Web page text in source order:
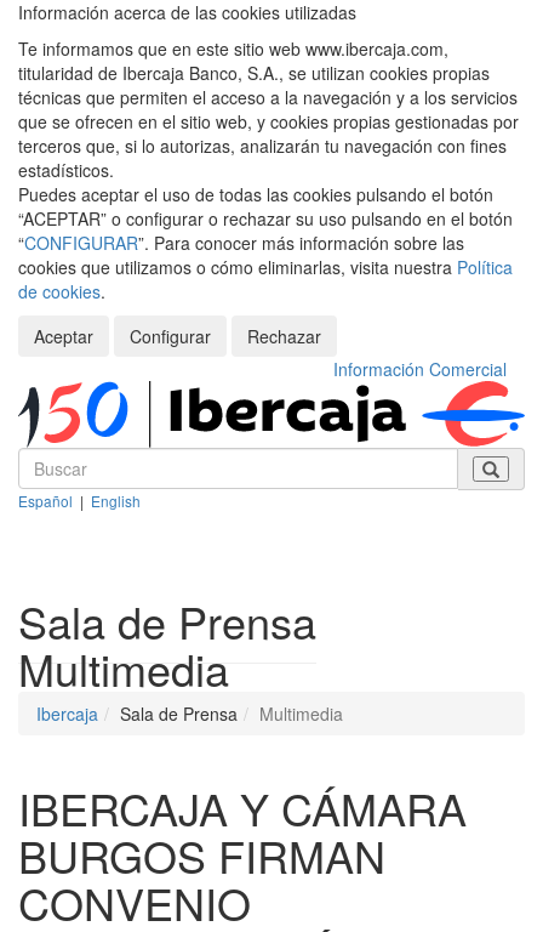
Información acerca de las cookies utilizadas
Te informamos que en este sitio web www.ibercaja.com,
titularidad de Ibercaja Banco, S.A., se utilizan cookies propias
técnicas que permiten el acceso a la navegación y a los servicios
que se ofrecen en el sitio web, y cookies propias gestionadas por
terceros que, si lo autorizas, analizarán tu navegación con fines
estadísticos.
Puedes aceptar el uso de todas las cookies pulsando el botón
“ACEPTAR” o configurar o rechazar su uso pulsando en el botón
“CONFIGURAR”. Para conocer más información sobre las
cookies que utilizamos o cómo eliminarlas, visita nuestra Política
de cookies.
Aceptar
Configurar
Rechazar
Información Comercial
Español | English
Sala de Prensa
Multimedia
Ibercaja Sala de Prensa Multimedia
IBERCAJA Y CÁMARA
BURGOS FIRMAN
CONVENIO